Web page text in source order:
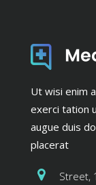
Ut wisi enim
exerci tation
augue duis
placerat
Street,